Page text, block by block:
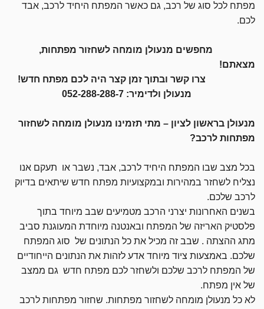
מפתח לכל סוג של רכב, גם כאשר המפתח היחיד לרכב, אבד
לכם.
מחפשים מנעולן מומחה לשחזור מפתחות,
מצאתם!
צרו קשר ובתוך זמן קצר היה לכם מפתח חדש!
מנעולן ולדימיר: 052-288-288-7
מנעולן בראשון לציון – מתי תזמינו מנעולן מומחה לשחזור
מפתחות לרכב?
בכל מצב שבו המפתח היחיד לרכב, אבד, נשבר או תעקם אנו
נצליח לשחזר במהירות ובמקצועיות מפתח חדש שיתאים בדיוק
לרכב שלכם.
בשנים האחרונות יצרני הרכב מטמיעים שבב מיוחד בתוך
פלסטיק האריזה של המפתח ובאנטנה מיוחדת המעוגנת סביב
מתג ההצתה . שבב זה מכיל את כל הנתונים של סוג המפתח
שלכם. באמצעות ציוד מיוחד אדע לזהות את הנתונים הייחודיים
של המפתח לרכב שלכם ולשחזר לכם מפתח חדש גם ממצב
של אין מפתח.
לא כל מנעולן מומחה לשחזור מפתחות. שחזור מפתחות לרכב